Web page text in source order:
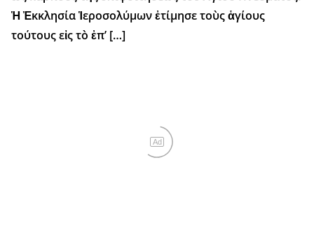
Ἡ Ἐκκλησία Ἱεροσολύμων ἐτίμησε τοὺς ἁγίους
τούτους εἰς τὸ ἐπ’ […]
Ad